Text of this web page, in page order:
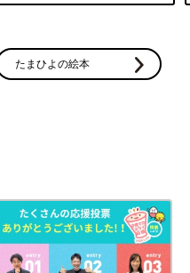
たまひよの絵本